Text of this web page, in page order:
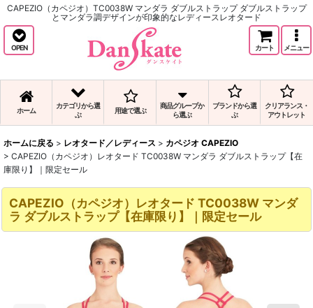
CAPEZIO（カペジオ）TC0038W マンダラ ダブルストラップ ダブルストラップ
とマンダラ調デザインが印象的なレディースレオタード
OPEN カート メニュー
ホーム
カテゴリから選
ぶ
用途で選ぶ
商品グループか
ら選ぶ
ブランドから選
ぶ
クリアランス・
アウトレット
ホームに戻る > レオタード／レディース > カペジオ CAPEZIO
> CAPEZIO（カペジオ）レオタード TC0038W マンダラ ダブルストラップ【在
庫限り】｜限定セール
CAPEZIO（カペジオ）レオタード TC0038W マンダ
ラ ダブルストラップ【在庫限り】｜限定セール